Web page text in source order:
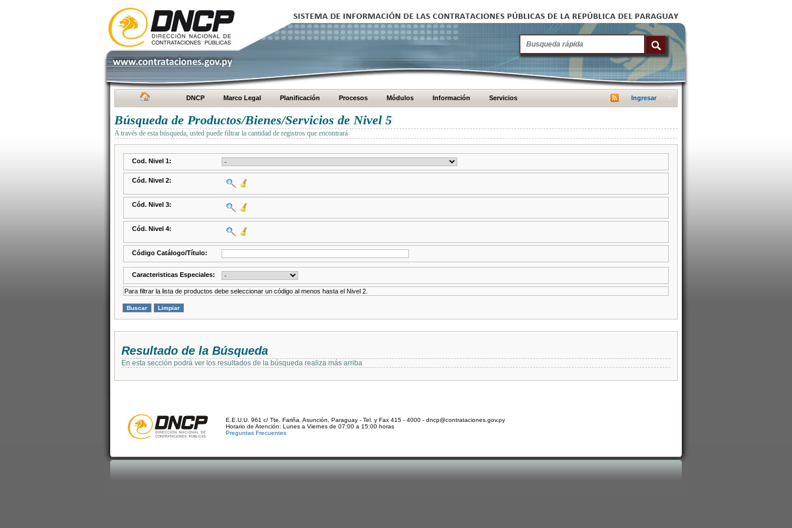
DNCP Marco Legal Planificación Procesos Módulos Información Servicios Ingresar
Búsqueda de Productos/Bienes/Servicios de Nivel 5
A través de esta búsqueda, usted puede filtrar la cantidad de registros que encontrará
Cod. Nivel 1:
Cód. Nivel 2:
Cód. Nivel 3:
Cód. Nivel 4:
Código Catálogo/Título:
Caracteristicas Especiales:
Para filtrar la lista de productos debe seleccionar un código al menos hasta el Nivel 2.
Resultado de la Búsqueda
En esta sección podrá ver los resultados de la búsqueda realiza más arriba
E.E.U.U. 961 c/ Tte. Fariña. Asunción, Paraguay - Tel. y Fax 415 - 4000 - dncp@contrataciones.gov.py
Horario de Atención: Lunes a Viernes de 07:00 a 15:00 horas
Preguntas Frecuentes